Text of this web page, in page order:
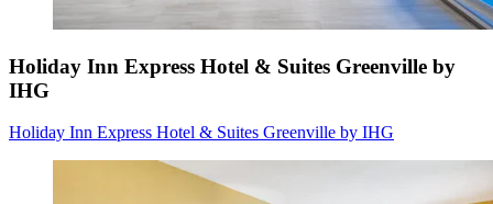
Holiday Inn Express Hotel & Suites Greenville by
IHG
Holiday Inn Express Hotel & Suites Greenville by IHG